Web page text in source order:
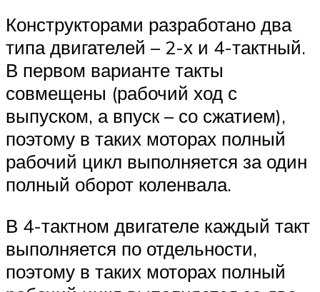
Конструкторами разработано два
типа двигателей – 2-х и 4-тактный.
В первом варианте такты
совмещены (рабочий ход с
выпуском, а впуск – со сжатием),
поэтому в таких моторах полный
рабочий цикл выполняется за один
полный оборот коленвала.
В 4-тактном двигателе каждый такт
выполняется по отдельности,
поэтому в таких моторах полный